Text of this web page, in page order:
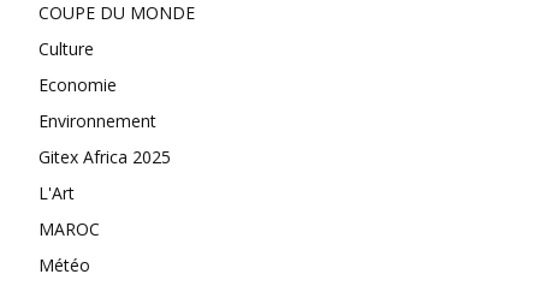
COUPE DU MONDE
Culture
Economie
Environnement
Gitex Africa 2025
L'Art
MAROC
Météo